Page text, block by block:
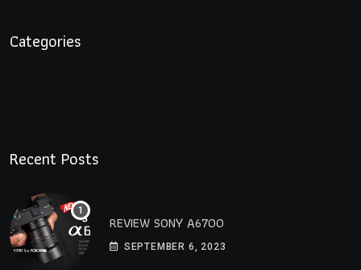
Categories
Recent Posts
REVIEW SONY A6700
SEPTEMBER 6, 2023